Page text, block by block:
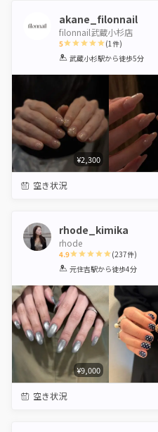
akane_filonnail
filonnail武蔵小杉店
5
1 2 3 4 5
(1件)
武蔵小杉駅から徒歩5分
¥2,300
空き状況
rhode_kimika
rhode
4.9
1 2 3 4 5
(237件)
元住吉駅から徒歩4分
¥9,000
空き状況